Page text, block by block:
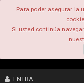
Para poder asegurar la
Si usted continúa
ENTRA